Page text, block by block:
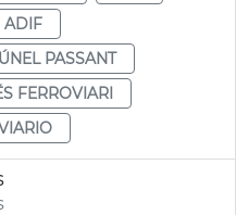
ADIF
PASSANT
FERROVIARI